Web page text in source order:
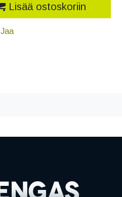
Lisää ostoskoriin
Jaa